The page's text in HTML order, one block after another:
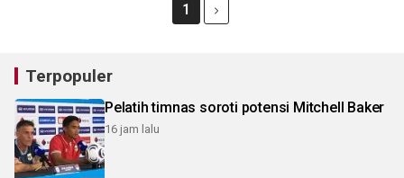
1
Terpopuler
Pelatih timnas soroti potensi Mitchell Baker
16 jam lalu